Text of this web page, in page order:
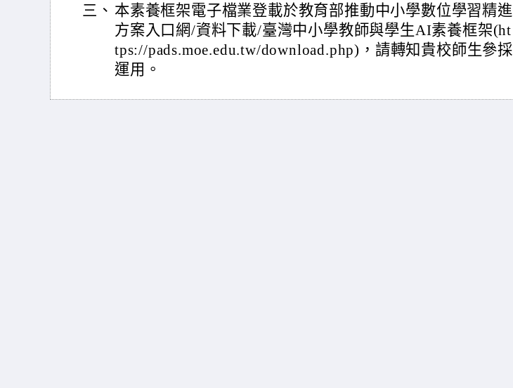
三、 本素養框架電子檔業登載於教育部推動中小學數位學習精進
方案入口網/資料下載/臺灣中小學教師與學生AI素養框架(ht
tps://pads.moe.edu.tw/download.php)，請轉知貴校師生參採
運用。